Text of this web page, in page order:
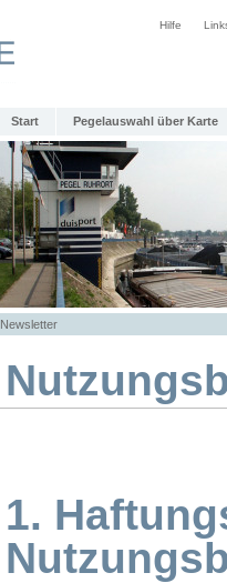
Hilfe
Start Pegelauswahl über Karte
Newsletter
1.